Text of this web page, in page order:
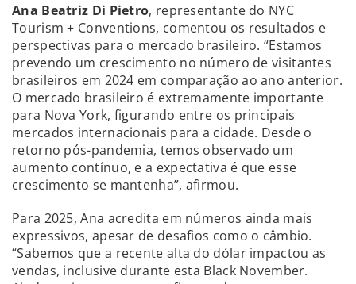
Ana Beatriz Di Pietro, representante do NYC
Tourism + Conventions, comentou os resultados e
perspectivas para o mercado brasileiro. “Estamos
prevendo um crescimento no número de visitantes
brasileiros em 2024 em comparação ao ano anterior.
O mercado brasileiro é extremamente importante
para Nova York, figurando entre os principais
mercados internacionais para a cidade. Desde o
retorno pós-pandemia, temos observado um
aumento contínuo, e a expectativa é que esse
crescimento se mantenha”, afirmou.
Para 2025, Ana acredita em números ainda mais
expressivos, apesar de desafios como o câmbio.
“Sabemos que a recente alta do dólar impactou as
vendas, inclusive durante esta Black November.